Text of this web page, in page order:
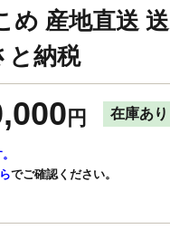
め 産地直送 送
と納税
円 在庫あり
でご確認ください。